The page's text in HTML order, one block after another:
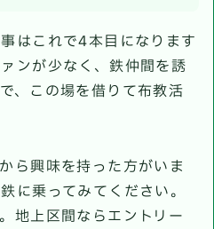
はこれで4本目になります
ンが少なく、鉄仲間を誘
、この場を借りて布教活
ら興味を持った方がいま
に乗ってみてください。
地上区間ならエントリー